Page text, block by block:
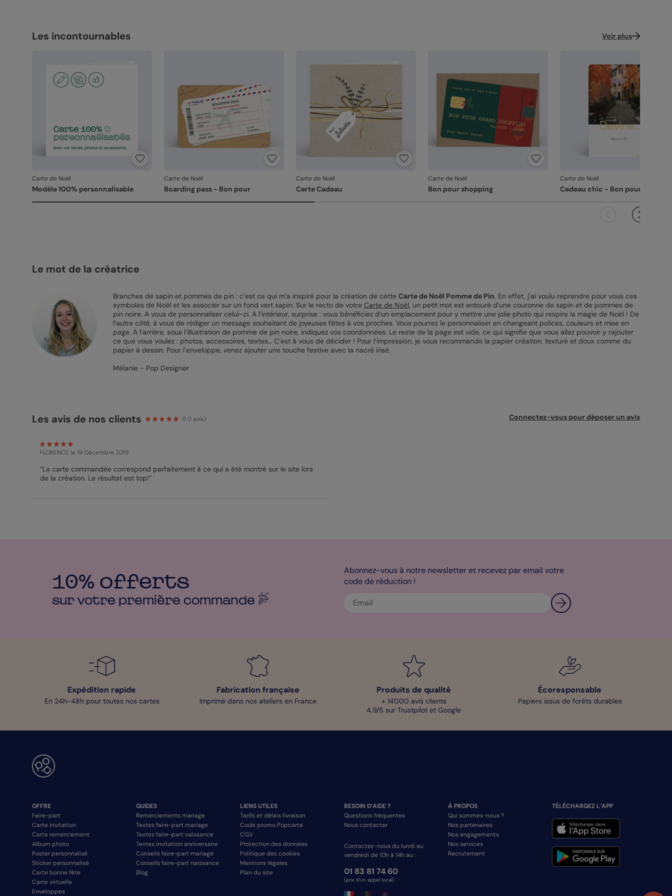
Les incontournables Voir plus
Carte de Noël
Modèle 100% personnalisable
Carte de Noël
Boarding pass - Bon pour
Carte de Noël
Carte Cadeau
Carte de Noël
Bon pour shopping
Carte de Noël
Cadeau chic - Bon pour
Le mot de la créatrice
Branches de sapin et pommes de pin : c’est ce qui m’a inspiré pour la création de cette Carte de Noël Pomme de Pin. En effet, j’ai voulu reprendre pour vous ces
symboles de Noël et les associer sur un fond vert sapin. Sur le recto de votre Carte de Noël, un petit mot est entouré d’une couronne de sapin et de pommes de
pin noire. A vous de personnaliser celui-ci. A l’intérieur, surprise : vous bénéficiez d’un emplacement pour y mettre une jolie photo qui respire la magie de Noël ! De
l’autre côté, à vous de rédiger un message souhaitant de joyeuses fêtes à vos proches. Vous pourrez le personnaliser en changeant polices, couleurs et mise en
page. A l’arrière, sous l’illustration de pomme de pin noire, indiquez vos coordonnées. Le reste de la page est vide, ce qui signifie que vous allez pouvoir y rajouter
ce que vous voulez : photos, accessoires, textes… C’est à vous de décider ! Pour l’impression, je vous recommande la papier création, texturé et doux comme du
papier à dessin. Pour l’enveloppe, venez ajouter une touche festive avec la nacré irisé.
Mélanie - Pop Designer
Les avis de nos clients 5(1 avis) Connectez-vous pour déposer un avis
FLORENCE le 19 Décembre 2019
“La carte commandée correspond parfaitement à ce qui a été montré sur le site lors
de la création. Le résultat est top!”
10% offerts
sur votre première commande
Abonnez-vous à notre newsletter et recevez par email votre
code de réduction !
Expédition rapide
En 24h-48h pour toutes nos cartes
Fabrication française
Imprimé dans nos ateliers en France
Produits de qualité
+ 14000 avis clients
4,9/5 sur Trustpilot et Google
Écoresponsable
Papiers issus de forêts durables
OFFRE
Faire-part
Carte invitation
Carte remerciement
Album photo
Poster personnalisé
Sticker personnalisé
Carte bonne fête
Carte virtuelle
Enveloppes
GUIDES
Remerciements mariage
Textes faire-part mariage
Textes faire-part naissance
Textes invitation anniversaire
Conseils faire-part mariage
Conseils faire-part naissance
Blog
LIENS UTILES
Tarifs et délais livraison
Code promo Popcarte
CGV
Protection des données
Politique des cookies
Mentions légales
Plan du site
BESOIN D’AIDE ?
Questions fréquentes
Nous contacter
Contactez-nous du lundi au
vendredi de 10h à 14h au :
01 83 81 74 60
(prix d'un appel local)
À PROPOS
Qui sommes-nous ?
Nos partenaires
Nos engagements
Nos services
Recrutement
TÉLÉCHARGEZ L’APP